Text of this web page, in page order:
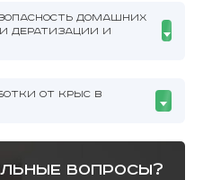
ДОМАШНИХ
ДЕРАТИЗАЦИИ И
ОТ КРЫС В
вопросы?